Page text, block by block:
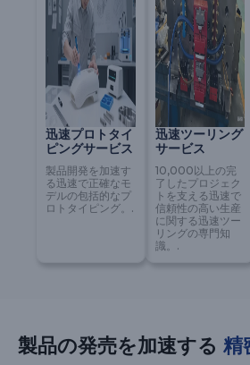
迅速プロトタイ
ピングサービス
製品開発を加速す
る迅速で正確なモ
デルの包括的なプ
ロトタイピング。.
迅速ツーリング
サービス
10,000以上の完
了したプロジェク
トを支える迅速で
信頼性の高い生産
に関する迅速ツー
リングの専門知
識。.
製品の発売を加速する 精